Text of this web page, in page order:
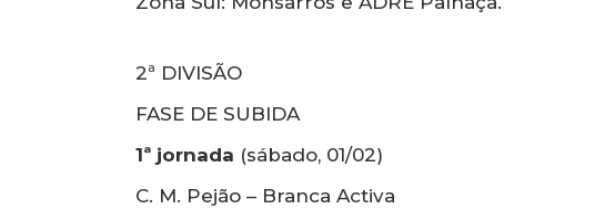
2ª DIVISÃO
FASE DE SUBIDA
1ª jornada (sábado, 01/02)
C. M. Pejão – Branca Activa